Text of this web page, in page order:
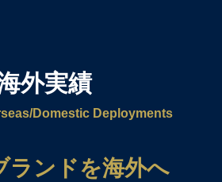
外実績
Domestic Deployments
ランドを海外へ